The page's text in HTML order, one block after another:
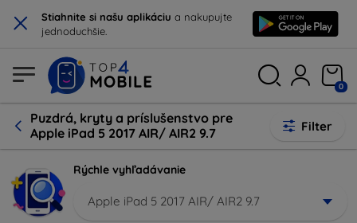
× Stiahnite si našu aplikáciu a nakupujte
jednoduchšie.
0
Puzdrá, kryty a príslušenstvo pre
Apple iPad 5 2017 AIR/ AIR2 9.7
Filter
Rýchle vyhľadávanie
Apple iPad 5 2017 AIR/ AIR2 9.7